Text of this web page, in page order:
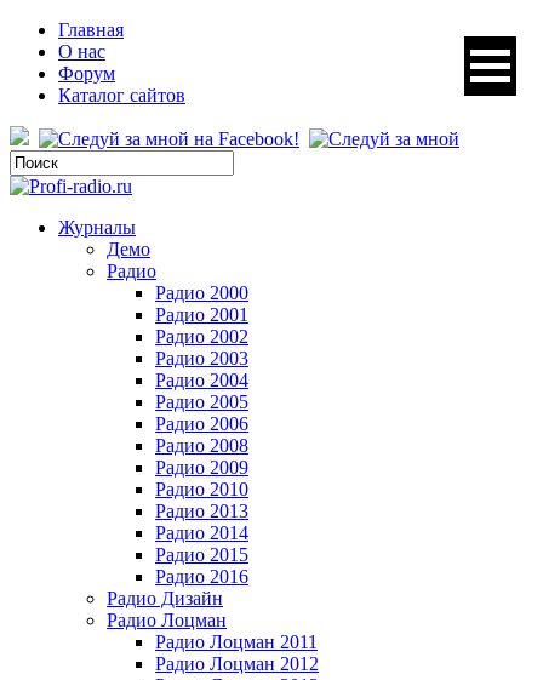
Главная
О нас
Форум
Каталог сайтов
Журналы
Демо
Радио
Радио 2000
Радио 2001
Радио 2002
Радио 2003
Радио 2004
Радио 2005
Радио 2006
Радио 2008
Радио 2009
Радио 2010
Радио 2013
Радио 2014
Радио 2015
Радио 2016
Радио Дизайн
Радио Лоцман
Радио Лоцман 2011
Радио Лоцман 2012